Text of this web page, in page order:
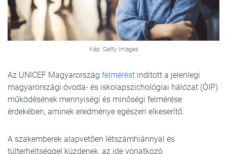
Kép: Getty Images
Az UNICEF Magyarország felmérést indított a jelenlegi
magyarországi óvoda- és iskolapszichológiai hálózat (ÓIP)
működésének mennyiségi és minőségi felmérése
érdekében, aminek eredménye egészen elkeserítő.
A szakemberek alapvetően létszámhiánnyal és
túlterheltséggel küzdenek, az ide vonatkozó